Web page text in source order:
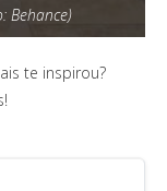
Behance)
te inspirou?